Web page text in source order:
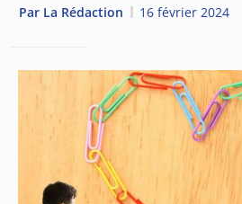
Par La Rédaction 16 février 2024